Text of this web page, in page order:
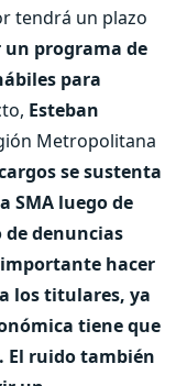
tendrá un plazo
un programa de
para
Esteban
Metropolitana
se sustenta
SMA luego de
denuncias
hacer
los titulares, ya
tiene que
El ruido también